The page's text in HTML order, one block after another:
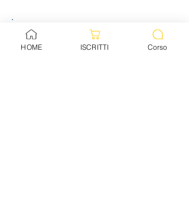
HOME ISCRITTI Corso